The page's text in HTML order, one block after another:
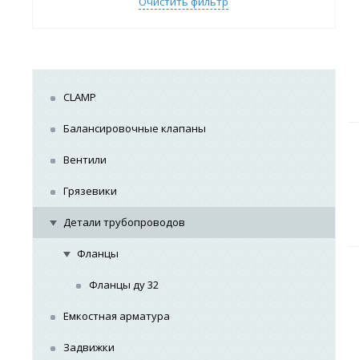
CLAMP
Балансировочные клапаны
Вентили
Грязевики
Детали трубопроводов
Фланцы
Фланцы ду 32
Емкостная арматура
Задвижки